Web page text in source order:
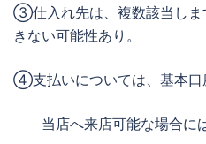
③仕入れ先は、複数該当しま
きない可能性あり。
④支払いについては、基本口
当店へ来店可能な場合には